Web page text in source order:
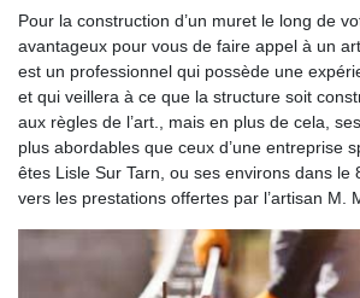
Pour la construction d’un muret le long de
avantageux pour vous de faire appel à un
est un professionnel qui possède une
et qui veillera à ce que la structure soit
aux règles de l’art., mais en plus de cela,
plus abordables que ceux d’une entreprise
êtes Lisle Sur Tarn, ou ses environs dans le
vers les prestations offertes par l’artisan M.